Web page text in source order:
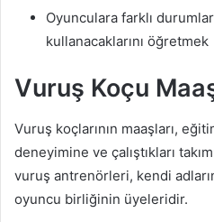
Oyunculara farklı
kullanacaklarını öğretmek
Vuruş Koçu
Vuruş koçlarının maaşları,
deneyimine ve çalıştıkları
vuruş antrenörleri, kendi
oyuncu birliğinin üyeleridir.